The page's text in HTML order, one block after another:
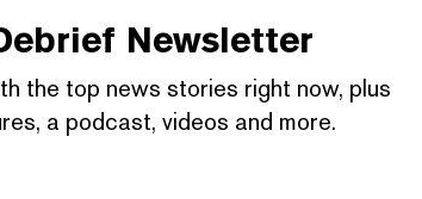
Newsletter
the top news stories right now, plus
a podcast, videos and more.